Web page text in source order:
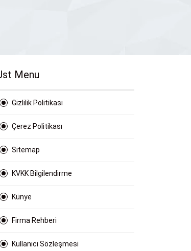
Menu
Gizlilik Politikası
Çerez Politikası
Sitemap
KVKK Bilgilendirme
Künye
Firma Rehberi
Kullanıcı Sözleşmesi